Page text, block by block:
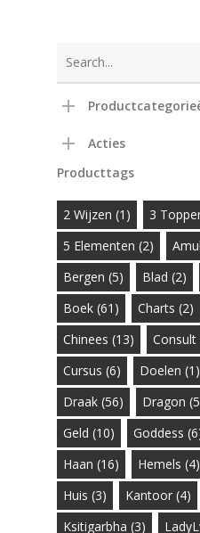
Acties
Producttags
2 Wijzen (1) 3
5 Elementen (2)
Bergen (5) Blad (2)
Boek (61) Charts (2)
Chinees (13) Consult
Cursus (6) Doelen (1)
Draak (56) Dragon
Geld (10) Goddess
Haan (16) Hemels (4)
Huis (3) Kantoor (4)
Ksitigarbha (3)